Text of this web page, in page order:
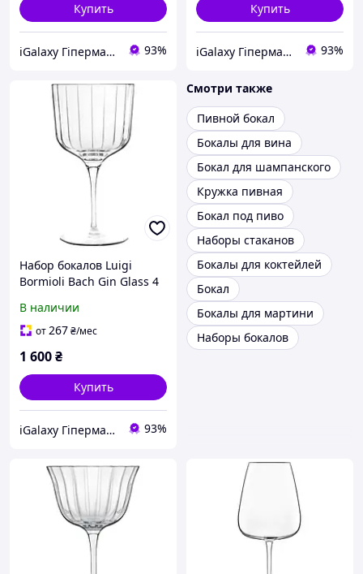
Купить
iGalaxy Гіпермаркет подарунків 93%
Купить
iGalaxy Гіпермаркет подарунків 93%
Набор бокалов Luigi
Bormioli Bach Gin Glass 4
В наличии
от267₴/мес
1 600₴
Купить
iGalaxy Гіпермаркет подарунків 93%
Смотри также
Пивной бокал
Бокалы для вина
Бокал для шампанского
Кружка пивная
Бокал под пиво
Наборы стаканов
Бокалы для коктейлей
Бокал
Бокалы для мартини
Наборы бокалов